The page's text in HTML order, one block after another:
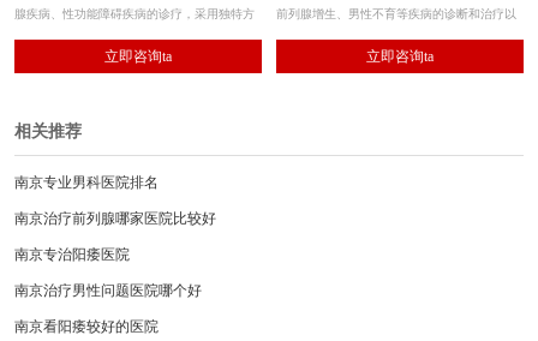
腺疾病、性功能障碍疾病的诊疗，采用独特方
的学术研究也在不断的深造，并结合临床运用
立即咨询ta
前列腺增生、男性不育等疾病的诊断和治疗以
中西医、微创整形等技术应用到生殖感染、生
立即咨询ta
相关推荐
南京专业男科医院排名
南京治疗前列腺哪家医院比较好
南京专治阳痿医院
南京治疗男性问题医院哪个好
南京看阳痿较好的医院